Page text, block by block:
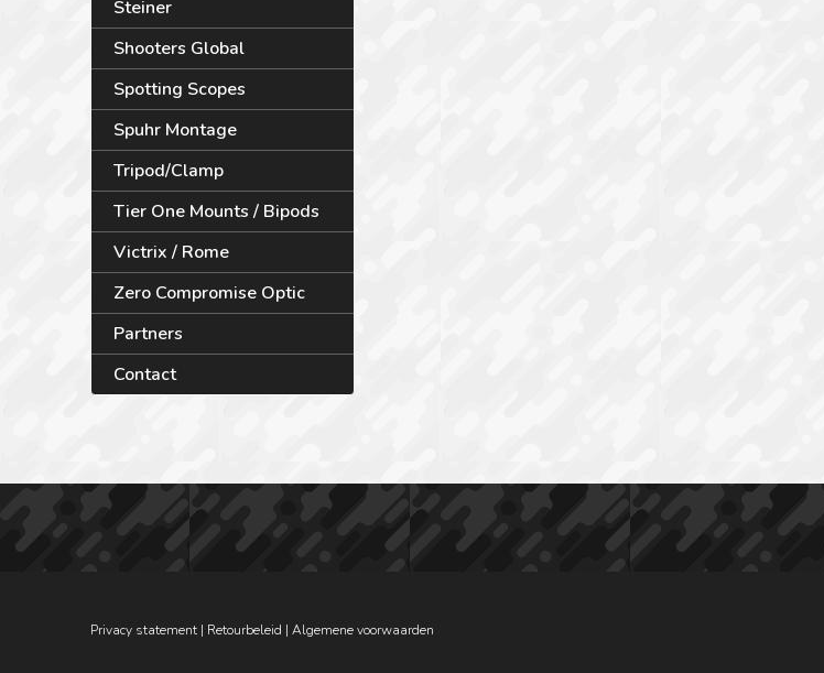
Steiner
Shooters Global
Spotting Scopes
Spuhr Montage
Tripod/Clamp
Tier One Mounts / Bipods
Victrix / Rome
Zero Compromise Optic
Partners
Contact
Privacy statement | Retourbeleid | Algemene voorwaarden